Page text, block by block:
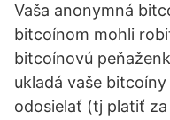
Vaša anonymná
bitcoínom mohli
bitcoínovú
ukladá vaše
odosielať (tj platiť